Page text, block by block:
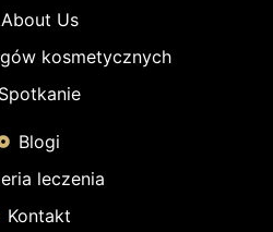
About Us
kosmetycznych
Spotkanie
Blogi
leczenia
Kontakt